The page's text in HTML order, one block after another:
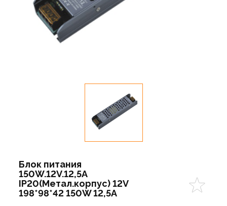
Блок питания
150W.12V.12,5A
IP20(Метал.корпус) 12V
198*98*42 150W 12,5A